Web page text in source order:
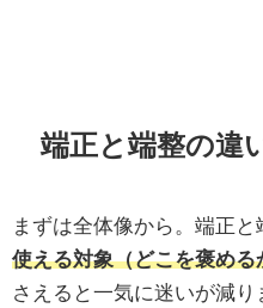
端正と端整の違
まずは全体像から。端正と
使える対象（どこを褒める
さえると一気に迷いが減